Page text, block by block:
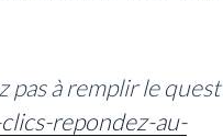
pas à remplir le
repondez-au-